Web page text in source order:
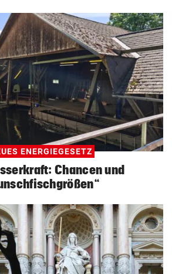
ENERGIEGESETZ
Chancen und